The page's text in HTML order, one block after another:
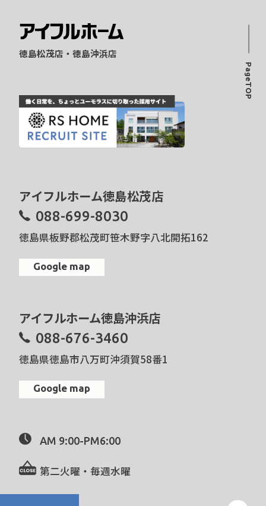
徳島松茂店・徳島沖浜店
アイフルホーム徳島松茂店
088-699-8030
徳島県板野郡松茂町笹木野字八北開拓162
Google map
アイフルホーム徳島沖浜店
088-676-3460
徳島県徳島市八万町沖須賀58番1
Google map
AM 9:00-PM6:00
第二火曜・毎週水曜
PageTOP